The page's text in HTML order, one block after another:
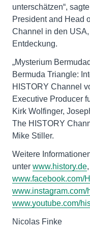
unterschätzen“,
President and Head
Channel in den
Entdeckung.
„Mysterium
Bermuda Triangle:
HISTORY Channel
Executive Producer
Kirk Wolfinger,
The HISTORY
Mike Stiller.
Weitere
unter www.history.de,
www.facebook.com/
www.instagram.com/
www.youtube.com/
Nicolas Finke